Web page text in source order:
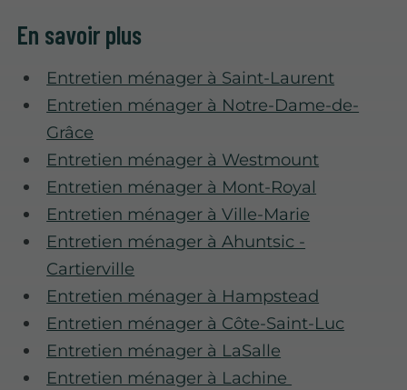
En savoir plus
Entretien ménager à Saint-Laurent
Entretien ménager à Notre-Dame-de-
Grâce
Entretien ménager à Westmount
Entretien ménager à Mont-Royal
Entretien ménager à Ville-Marie
Entretien ménager à Ahuntsic -
Cartierville
Entretien ménager à Hampstead
Entretien ménager à Côte-Saint-Luc
Entretien ménager à LaSalle
Entretien ménager à Lachine